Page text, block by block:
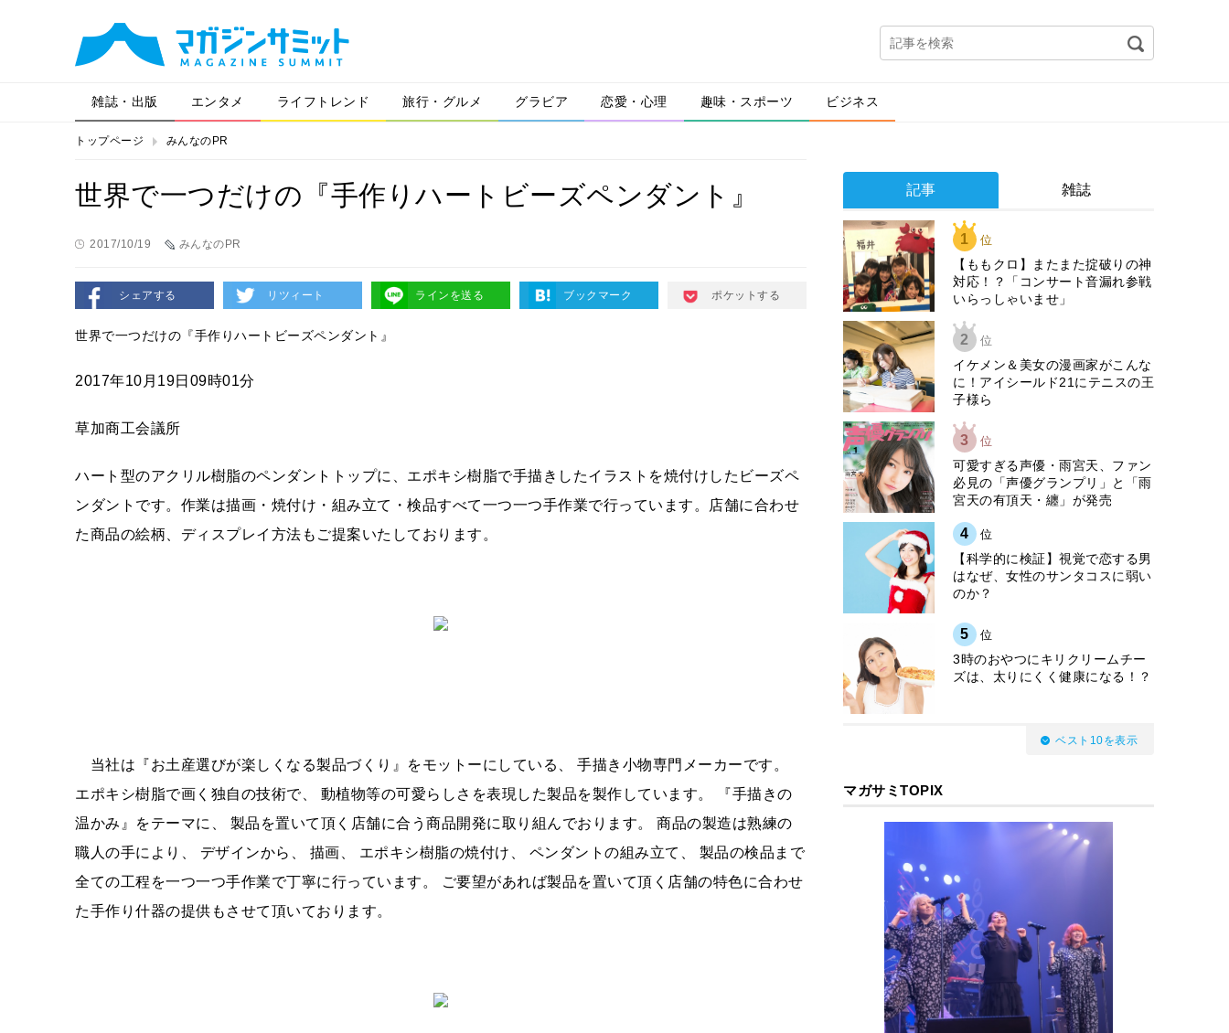
雑誌・出版 エンタメ ライフトレンド 旅行・グルメ グラビア 恋愛・心理 趣味・スポーツ ビジネス
トップページ みんなのPR
世界で一つだけの『手作りハートビーズペンダント』
2017/10/19 みんなのPR
シェアする リツィート ラインを送る ブックマーク ポケットする
世界で一つだけの『手作りハートビーズペンダント』
2017年10月19日09時01分
草加商工会議所
ハート型のアクリル樹脂のペンダントトップに、エポキシ樹脂で手描きしたイラストを焼付けしたビーズペ
ンダントです。作業は描画・焼付け・組み立て・検品すべて一つ一つ手作業で行っています。店舗に合わせ
た商品の絵柄、ディスプレイ方法もご提案いたしております。
当社は『お土産選びが楽しくなる製品づくり』をモットーにしている、 手描き小物専門メーカーです。
エポキシ樹脂で画く独自の技術で、 動植物等の可愛らしさを表現した製品を製作しています。 『手描きの
温かみ』をテーマに、 製品を置いて頂く店舗に合う商品開発に取り組んでおります。 商品の製造は熟練の
職人の手により、 デザインから、 描画、 エポキシ樹脂の焼付け、 ペンダントの組み立て、 製品の検品まで
全ての工程を一つ一つ手作業で丁寧に行っています。 ご要望があれば製品を置いて頂く店舗の特色に合わせ
た手作り什器の提供もさせて頂いております。 ​​​​​​​
記事 雑誌
1 位
【ももクロ】またまた掟破りの神
対応！？「コンサート音漏れ参戦
いらっしゃいませ」
2 位
イケメン＆美女の漫画家がこんな
に！アイシールド21にテニスの王
子様ら
3 位
可愛すぎる声優・雨宮天、ファン
必見の「声優グランプリ」と「雨
宮天の有頂天・纏」が発売
4 位
【科学的に検証】視覚で恋する男
はなぜ、女性のサンタコスに弱い
のか？
5 位
3時のおやつにキリクリームチー
ズは、太りにくく健康になる！？
ベスト10を表示
マガサミTOPIX